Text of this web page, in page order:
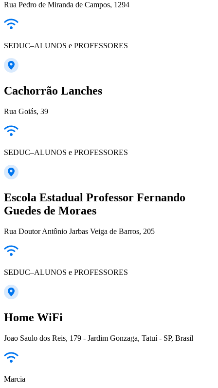
Rua Pedro de Miranda de Campos, 1294
SEDUC–ALUNOS e PROFESSORES
Cachorrão Lanches
Rua Goiás, 39
SEDUC–ALUNOS e PROFESSORES
Escola Estadual Professor Fernando
Guedes de Moraes
Rua Doutor Antônio Jarbas Veiga de Barros, 205
SEDUC–ALUNOS e PROFESSORES
Home WiFi
Joao Saulo dos Reis, 179 - Jardim Gonzaga, Tatuí - SP, Brasil
Marcia